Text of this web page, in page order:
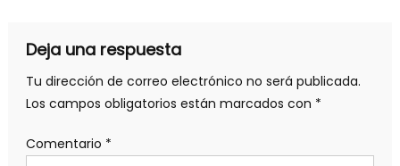
Deja una respuesta
Tu dirección de correo electrónico no será publicada.
Los campos obligatorios están marcados con *
Comentario *